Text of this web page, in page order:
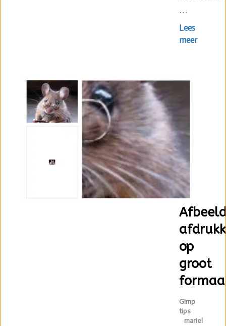
…
Lees
meer
op
groot
Gimp
tips
mariel